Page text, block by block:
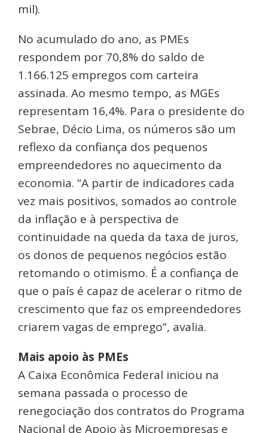
mil).
No acumulado do ano, as PMEs
respondem por 70,8% do saldo de
1.166.125 empregos com carteira
assinada. Ao mesmo tempo, as MGEs
representam 16,4%. Para o presidente do
Sebrae, Décio Lima, os números são um
reflexo da confiança dos pequenos
empreendedores no aquecimento da
economia. “A partir de indicadores cada
vez mais positivos, somados ao controle
da inflação e à perspectiva de
continuidade na queda da taxa de juros,
os donos de pequenos negócios estão
retomando o otimismo. É a confiança de
que o país é capaz de acelerar o ritmo de
crescimento que faz os empreendedores
criarem vagas de emprego”, avalia.
Mais apoio às PMEs
A Caixa Econômica Federal iniciou na
semana passada o processo de
renegociação dos contratos do Programa
Nacional de Apoio às Microempresas e